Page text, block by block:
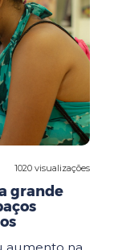
1020 visualizações
grande
aumento na